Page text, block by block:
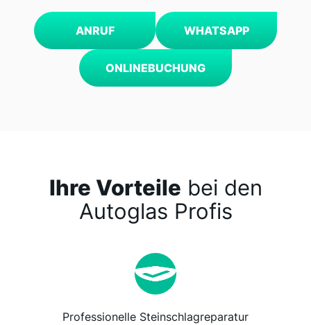
ANRUF WHATSAPP
ONLINEBUCHUNG
Ihre Vorteile bei den
Autoglas Profis
Professionelle Steinschlagreparatur